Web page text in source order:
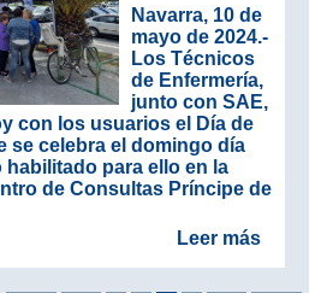
Navarra, 10 de
mayo de 2024.-
Los Técnicos
de Enfermería,
junto con SAE,
con los usuarios el Día de
se celebra el domingo día
habilitado para ello en la
de Consultas Príncipe de
Leer más